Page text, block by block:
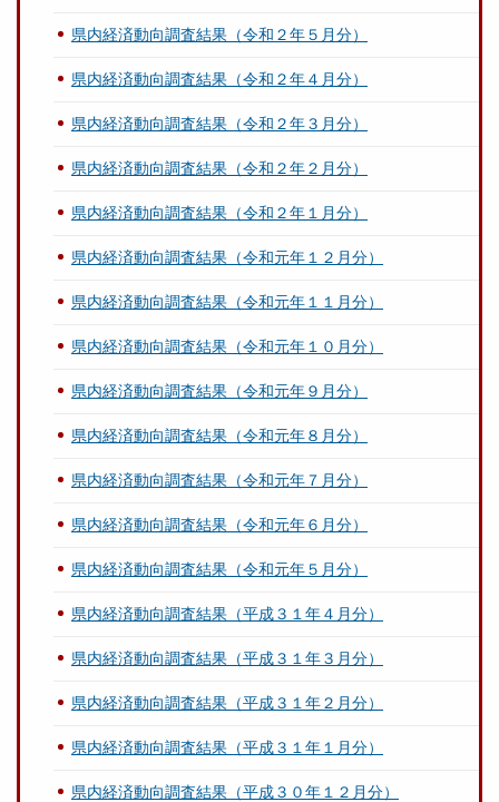
県内経済動向調査結果（令和２年５月分）
県内経済動向調査結果（令和２年４月分）
県内経済動向調査結果（令和２年３月分）
県内経済動向調査結果（令和２年２月分）
県内経済動向調査結果（令和２年１月分）
県内経済動向調査結果（令和元年１２月分）
県内経済動向調査結果（令和元年１１月分）
県内経済動向調査結果（令和元年１０月分）
県内経済動向調査結果（令和元年９月分）
県内経済動向調査結果（令和元年８月分）
県内経済動向調査結果（令和元年７月分）
県内経済動向調査結果（令和元年６月分）
県内経済動向調査結果（令和元年５月分）
県内経済動向調査結果（平成３１年４月分）
県内経済動向調査結果（平成３１年３月分）
県内経済動向調査結果（平成３１年２月分）
県内経済動向調査結果（平成３１年１月分）
県内経済動向調査結果（平成３０年１２月分）